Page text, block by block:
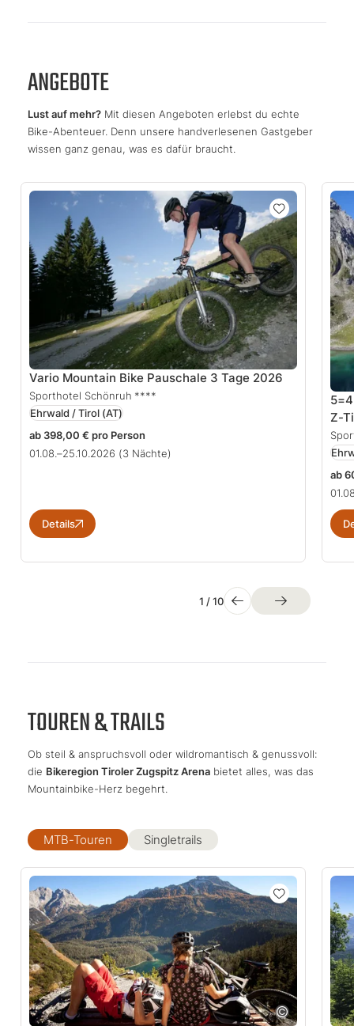
ANGEBOTE
Lust auf mehr? Mit diesen Angeboten erlebst du echte
Bike-Abenteuer. Denn unsere handverlesenen Gastgeber
wissen ganz genau, was es dafür braucht.
Vario Mountain Bike Pauschale 3 Tage 2026
Sporthotel Schönruh ****
Ehrwald / Tirol (AT)
ab 398,00 € pro Person
01.08.–25.10.2026 (3 Nächte)
Details
Z-
ab
1 /10
TOUREN & TRAILS
Ob steil & anspruchsvoll oder wildromantisch & genussvoll:
die Bikeregion Tiroler Zugspitz Arena bietet alles, was das
Mountainbike-Herz begehrt.
MTB-Touren Singletrails